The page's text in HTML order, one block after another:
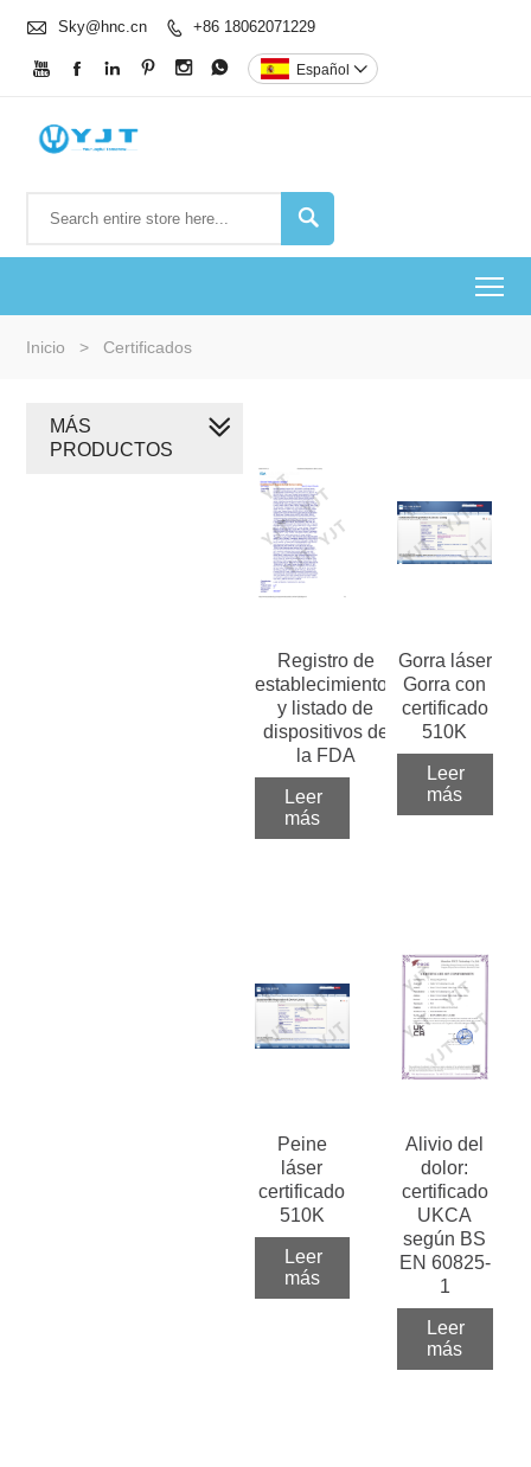
 Sky@hnc.cn  +86 18062071229
      Español 

Inicio > Certificados
Registro de
establecimientos
y listado de
dispositivos de
la FDA
Leer
más
Gorra láser
Gorra con
certificado
510K
Leer
más
Peine
láser
certificado
510K
Leer
más
Alivio del
dolor:
certificado
UKCA
según BS
EN 60825-
1
Leer
más
MÁS
PRODUCTOS